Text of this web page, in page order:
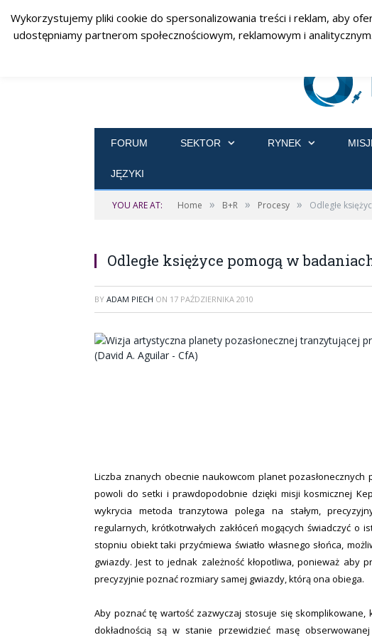
FORUM SEKTOR RYNEK
JĘZYKI
YOU ARE AT: Home » B+R » Procesy » Odległe
Odległe księżyce pomogą w
BY ADAM PIECH ON 17 PAŹDZIERNIKA 2010
Liczba znanych obecnie naukowcom planet
powoli do setki i prawdopodobnie dzięki misji kosmicznej
wykrycia metoda tranzytowa polega na stałym,
regularnych, krótkotrwałych zakłóceń mogących świadczyć
stopniu obiekt taki przyćmiewa światło własnego słońca,
gwiazdy. Jest to jednak zależność kłopotliwa, ponieważ aby
precyzyjnie poznać rozmiary samej gwiazdy, którą ona obiega.
Aby poznać tę wartość zazwyczaj stosuje się
dokładnością są w stanie przewidzieć masę
Wykorzystujemy pliki cookie do spersonalizowania treści i reklam, aby
udostępniamy partnerom społecznościowym, reklamowym i